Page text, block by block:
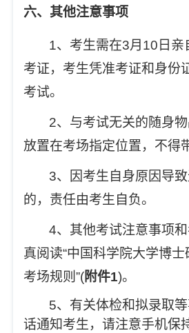
六、其他注意事项
1、考生需在3月10日亲
考证，考生凭准考证和身份
考试。
2、与考试无关的随身
放置在考场指定位置，不得
3、因考生自身原因导
的，责任由考生自负。
4、其他考试注意事项
真阅读“中国科学院大学博
考场规则”(附件1)。
5、 有关体检和拟录取
话通知考生，请注意手机保